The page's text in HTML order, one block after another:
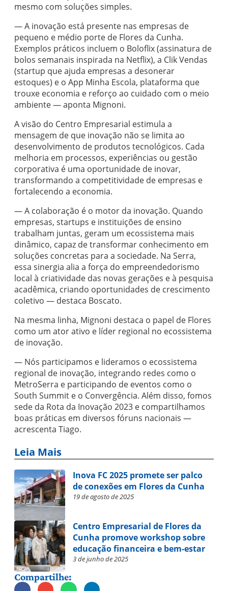
mesmo com soluções simples.
— A inovação está presente nas empresas de
pequeno e médio porte de Flores da Cunha.
Exemplos práticos incluem o Boloflix (assinatura de
bolos semanais inspirada na Netflix), a Clik Vendas
(startup que ajuda empresas a desonerar
estoques) e o App Minha Escola, plataforma que
trouxe economia e reforço ao cuidado com o meio
ambiente — aponta Mignoni.
A visão do Centro Empresarial estimula a
mensagem de que inovação não se limita ao
desenvolvimento de produtos tecnológicos. Cada
melhoria em processos, experiências ou gestão
corporativa é uma oportunidade de inovar,
transformando a competitividade de empresas e
fortalecendo a economia.
— A colaboração é o motor da inovação. Quando
empresas, startups e instituições de ensino
trabalham juntas, geram um ecossistema mais
dinâmico, capaz de transformar conhecimento em
soluções concretas para a sociedade. Na Serra,
essa sinergia alia a força do empreendedorismo
local à criatividade das novas gerações e à pesquisa
acadêmica, criando oportunidades de crescimento
coletivo — destaca Boscato.
Na mesma linha, Mignoni destaca o papel de Flores
como um ator ativo e líder regional no ecossistema
de inovação.
— Nós participamos e lideramos o ecossistema
regional de inovação, integrando redes como o
MetroSerra e participando de eventos como o
South Summit e o Convergência. Além disso, fomos
sede da Rota da Inovação 2023 e compartilhamos
boas práticas em diversos fóruns nacionais —
acrescenta Tiago.
Leia Mais
Inova FC 2025 promete ser palco
de conexões em Flores da Cunha
19 de agosto de 2025
Centro Empresarial de Flores da
Cunha promove workshop sobre
educação financeira e bem-estar
3 de junho de 2025
Compartilhe: